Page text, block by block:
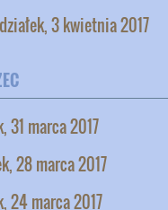
3 kwietnia 2017
31 marca 2017
28 marca 2017
24 marca 2017